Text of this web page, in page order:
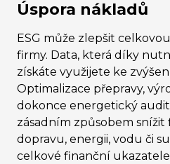
Úspora nákladů
ESG může zlepšit
firmy. Data, která díky
získáte využijete ke
Optimalizace přepravy,
dokonce energetický
zásadním způsobem
dopravu, energii, vodu či
celkové finanční